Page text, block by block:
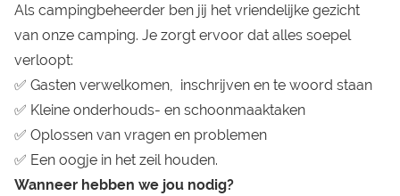
Als campingbeheerder ben jij het vriendelijke gezicht
van onze camping. Je zorgt ervoor dat alles soepel
verloopt:
✅ Gasten verwelkomen, inschrijven en te woord staan
✅ Kleine onderhouds- en schoonmaaktaken
✅ Oplossen van vragen en problemen
✅ Een oogje in het zeil houden.
Wanneer hebben we jou nodig?